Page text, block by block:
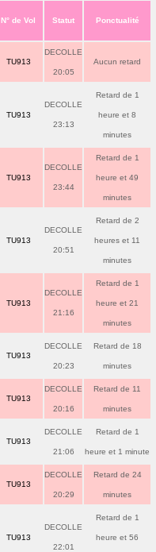
N° de Vol Statut Ponctualité
TU913
DECOLLE
20:05
Aucun retard
TU913
DECOLLE
23:13
Retard de 1
heure et 8
minutes
TU913
DECOLLE
23:44
Retard de 1
heure et 49
minutes
TU913
DECOLLE
20:51
Retard de 2
heures et 11
minutes
TU913
DECOLLE
21:16
Retard de 1
heure et 21
minutes
TU913
DECOLLE
20:23
Retard de 18
minutes
TU913
DECOLLE
20:16
Retard de 11
minutes
TU913
DECOLLE
21:06
Retard de 1
heure et 1 minute
TU913
DECOLLE
20:29
Retard de 24
minutes
TU913
DECOLLE
22:01
Retard de 1
heure et 56